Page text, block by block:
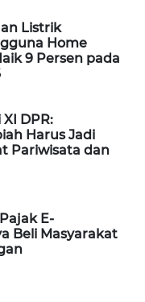
Listrik
Home
9 Persen pada
DPR:
Harus Jadi
Pariwisata dan
E-
Beli Masyarakat